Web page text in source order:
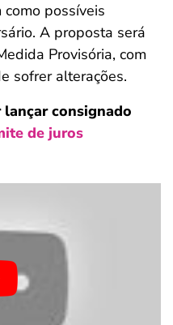
possíveis
A proposta será
Provisória, com
sofrer alterações.
lançar consignado
de juros